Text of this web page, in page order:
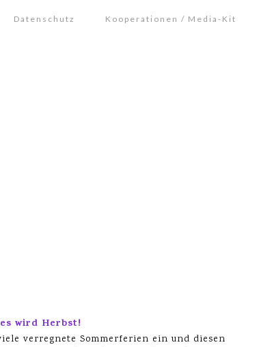
Datenschutz Kooperationen / Media-Kit
wird Herbst!
verregnete Sommerferien ein und diesen